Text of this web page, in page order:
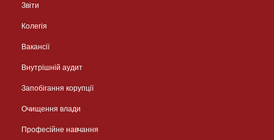
Звіти
Колегія
Вакансії
Внутрішній аудит
Запобігання корупції
Очищення влади
Професійне навчання